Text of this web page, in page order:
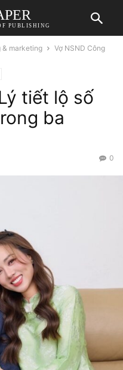
PUBLISHING
& marketing
Vợ NSND Công
tiết lộ số
ba
0